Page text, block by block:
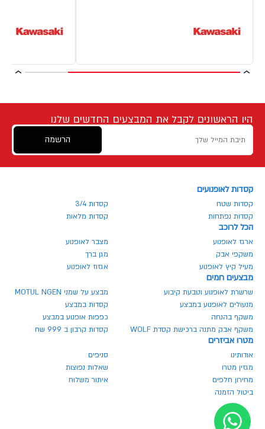
היו הראשונים לקבל את המבצעים החדשים שלנו
הרשמה
קסדות לאופנועים
קסדות שטח
קסדות 3/4
קסדות נפתחות
קסדות מלאות
הכל לרוכב
ארגז לאופנוע
מצבר לאופנוע
משקפי אבק
מגן ברך
מעיל קיץ לאופנוע
אגזוז לאופנוע
מבצעים חמים
שרשרת לאופנוע וטבעת קיבוע
מבצע על שמני MOTUL NGEN
מנעולים לאופנוע במבצע
קסדות במבצע
משקף בהנחה
כפפות אופנוע במבצע
משקף אבק מתנה ברכישת קסדת WOLF
קסדות קרבון ב 999 שח
מטרו אביזרים
אודותינו
סניפים
מגזין מטרו
שאלות נפוצות
מחירון חלפים
איתור משלוח
ביטול הזמנה